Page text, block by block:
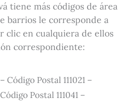
tiene más códigos de área
barrios le corresponde a
clic en cualquiera de ellos
correspondiente:
Código Postal 111021 –
Postal 111041 –